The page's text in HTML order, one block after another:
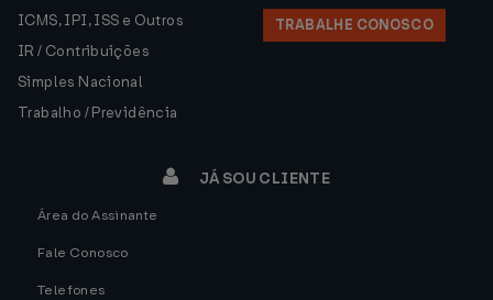
ICMS, IPI, ISS e Outros
IR / Contribuições
Simples Nacional
Trabalho / Previdência
TRABALHE CONOSCO
JÁ SOU CLIENTE
Área do Assinante
Fale Conosco
Telefones